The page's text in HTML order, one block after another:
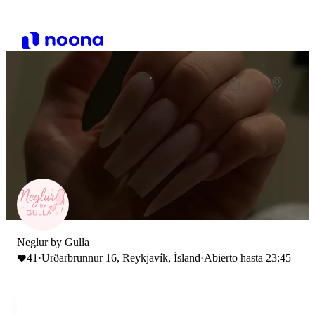
Neglur by Gulla
41 ·Urðarbrunnur 16, Reykjavík, Ísland·Abierto hasta 23:45